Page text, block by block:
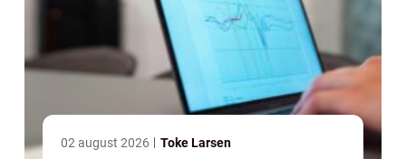
02 august 2026 Toke Larsen